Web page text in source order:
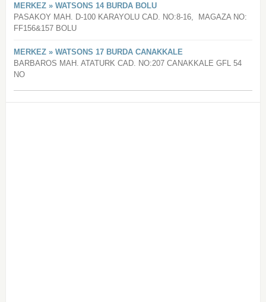
MERKEZ » WATSONS 14 BURDA BOLU
PASAKOY MAH. D-100 KARAYOLU CAD. NO:8-16, MAGAZA NO:
FF156&157 BOLU
MERKEZ » WATSONS 17 BURDA CANAKKALE
BARBAROS MAH. ATATURK CAD. NO:207 CANAKKALE GFL 54
NO